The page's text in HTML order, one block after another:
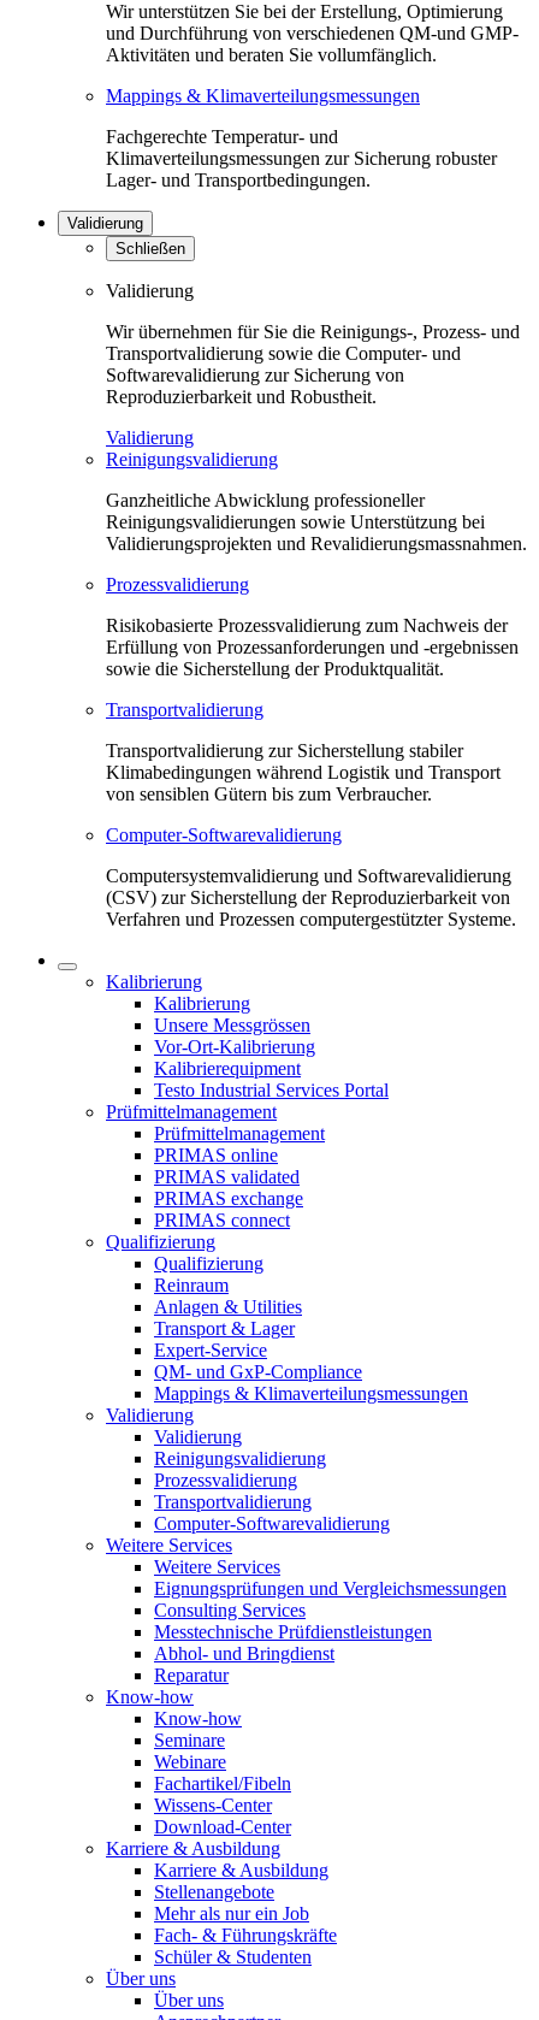
Wir unterstützen Sie bei der Erstellung, Optimierung
und Durchführung von verschiedenen QM-und GMP-
Aktivitäten und beraten Sie vollumfänglich.
Mappings & Klimaverteilungsmessungen
Fachgerechte Temperatur- und
Klimaverteilungsmessungen zur Sicherung robuster
Lager- und Transportbedingungen.
Validierung
Schließen
Validierung
Wir übernehmen für Sie die Reinigungs-, Prozess- und
Transportvalidierung sowie die Computer- und
Softwarevalidierung zur Sicherung von
Reproduzierbarkeit und Robustheit.
Validierung
Reinigungsvalidierung
Ganzheitliche Abwicklung professioneller
Reinigungsvalidierungen sowie Unterstützung bei
Validierungsprojekten und Revalidierungsmassnahmen.
Prozessvalidierung
Risikobasierte Prozessvalidierung zum Nachweis der
Erfüllung von Prozessanforderungen und -ergebnissen
sowie die Sicherstellung der Produktqualität.
Transportvalidierung
Transportvalidierung zur Sicherstellung stabiler
Klimabedingungen während Logistik und Transport
von sensiblen Gütern bis zum Verbraucher.
Computer-Softwarevalidierung
Computersystemvalidierung und Softwarevalidierung
(CSV) zur Sicherstellung der Reproduzierbarkeit von
Verfahren und Prozessen computergestützter Systeme.
Kalibrierung
Kalibrierung
Unsere Messgrössen
Vor-Ort-Kalibrierung
Kalibrierequipment
Testo Industrial Services Portal
Prüfmittelmanagement
Prüfmittelmanagement
PRIMAS online
PRIMAS validated
PRIMAS exchange
PRIMAS connect
Qualifizierung
Qualifizierung
Reinraum
Anlagen & Utilities
Transport & Lager
Expert-Service
QM- und GxP-Compliance
Mappings & Klimaverteilungsmessungen
Validierung
Validierung
Reinigungsvalidierung
Prozessvalidierung
Transportvalidierung
Computer-Softwarevalidierung
Weitere Services
Weitere Services
Eignungsprüfungen und Vergleichsmessungen
Consulting Services
Messtechnische Prüfdienstleistungen
Abhol- und Bringdienst
Reparatur
Know-how
Know-how
Seminare
Webinare
Fachartikel/Fibeln
Wissens-Center
Download-Center
Karriere & Ausbildung
Karriere & Ausbildung
Stellenangebote
Mehr als nur ein Job
Fach- & Führungskräfte
Schüler & Studenten
Über uns
Über uns